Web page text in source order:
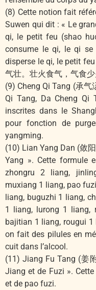
(8) Cette notion fait
Suwen qui dit : « Le
qi, le petit feu (shao
consume le qi, le qi
disperse le qi, le petit
气壮。壮火食气，气食
(9) Cheng Qi Tang (承
Qi Tang, Da Cheng Qi
inscrites dans le
pour fonction de
yangming.
(10) Lian Yang Dan (敛
Yang ». Cette formule
zhongru 2 liang,
muxiang 1 liang, pao
liang, buguzhi 1 liang,
1 liang, lurong 1 liang,
bajitian 1 liang, rougui
on fait des pilules en
cuit dans l’alcool.
(11) Jiang Fu Tang (姜
Jiang et de Fuzi ».
et de pao fuzi.